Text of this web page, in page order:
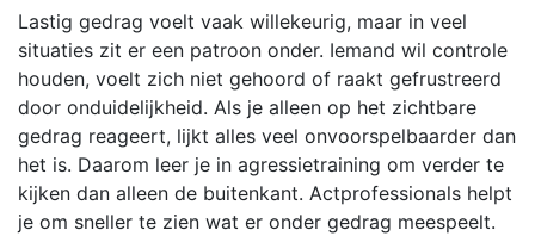
Lastig gedrag voelt vaak willekeurig, maar in veel
situaties zit er een patroon onder. Iemand wil controle
houden, voelt zich niet gehoord of raakt gefrustreerd
door onduidelijkheid. Als je alleen op het zichtbare
gedrag reageert, lijkt alles veel onvoorspelbaarder dan
het is. Daarom leer je in agressietraining om verder te
kijken dan alleen de buitenkant. Actprofessionals helpt
je om sneller te zien wat er onder gedrag meespeelt.